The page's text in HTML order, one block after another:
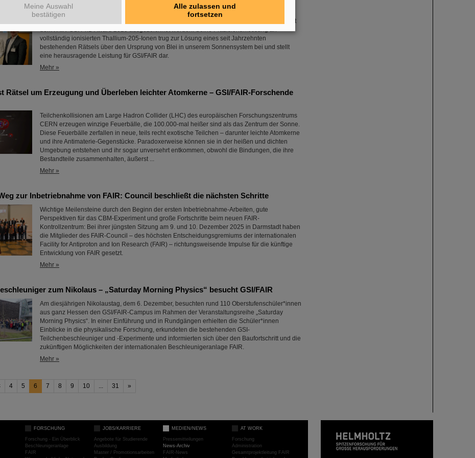
Dr. Guy Leckenby ist für seine herausragende Promotionsarbeit zur Untersuchung des
gebundenen Betazerfalls mit Experimenten am GSI/FAIR-Experimentierspeicherring ESR mit
dem FAIR-GSI PhD Award 2025 ausgezeichnet worden. Seine Präzisionsmessung an
vollständig ionisierten Thallium-205-Ionen trug zur Lösung eines seit Jahrzehnten
bestehenden Rätsels über den Ursprung von Blei in unserem Sonnensystem bei und stellt
eine herausragende Leistung für GSI/FAIR dar.
Mehr »
Rätsel um Erzeugung und Überleben leichter Atomkerne – GSI/FAIR-Forschende
Teilchenkollisionen am Large Hadron Collider (LHC) des europäischen Forschungszentrums
CERN erzeugen winzige Feuerbälle, die 100.000-mal heißer sind als das Zentrum der Sonne.
Diese Feuerbälle zerfallen in neue, teils recht exotische Teilchen – darunter leichte Atomkerne
und ihre Antimaterie-Gegenstücke. Paradoxerweise können sie in der heißen und dichten
Umgebung entstehen und ihr sogar unversehrt entkommen, obwohl die Bindungen, die ihre
Bestandteile zusammenhalten, äußerst ...
Mehr »
zur Inbetriebnahme von FAIR: Council beschließt die nächsten Schritte
Wichtige Meilensteine durch den Beginn der ersten Inbetriebnahme-Arbeiten, gute
Perspektiven für das CBM-Experiment und große Fortschritte beim neuen FAIR-
Kontrollzentrum: Bei ihrer jüngsten Sitzung am 9. und 10. Dezember 2025 in Darmstadt haben
die Mitglieder des FAIR-Council – des höchsten Entscheidungsgremiums der internationalen
Facility for Antiproton and Ion Research (FAIR) – richtungsweisende Impulse für die künftige
Entwicklung von FAIR gesetzt.
Mehr »
zum Nikolaus – „Saturday Morning Physics“ besucht GSI/FAIR
Am diesjährigen Nikolaustag, dem 6. Dezember, besuchten rund 110 Oberstufenschüler*innen
aus ganz Hessen den GSI/FAIR-Campus im Rahmen der Veranstaltungsreihe „Saturday
Morning Physics“. In einer Einführung und in Rundgängen erhielten die Schüler*innen
Einblicke in die physikalische Forschung, erkundeten die bestehenden GSI-
Teilchenbeschleuniger und -Experimente und informierten sich über den Baufortschritt und die
zukünftigen Möglichkeiten der internationalen Beschleunigeranlage FAIR.
Mehr »
4 5 6 7 8 9 10 ... 31 »
FORSCHUNG
Forschung - Ein Überblick
Beschleunigeranlage
FAIR
JOBS/KARRIERE
Angebote für Studierende
Ausbildung
Master / Promotionsarbeiten
MEDIEN/NEWS
Pressemitteilungen
News-Archiv
FAIR-News
AT WORK
Forschung
Administration
Gesamtprojektleitung FAIR
Meine Auswahl
bestätigen
Alle zulassen und
fortsetzen